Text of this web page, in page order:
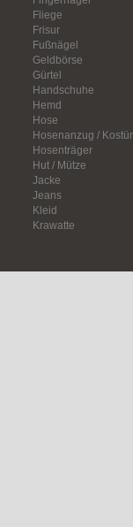
Fliege
Frisur
Fußnägel
Geldbörse
Gürtel
Handschuhe
Hemd
Hose
Hosenanzug /
Hosenträger
Hut / Mütze
Jacke
Jeans
Kleid
Krawatte